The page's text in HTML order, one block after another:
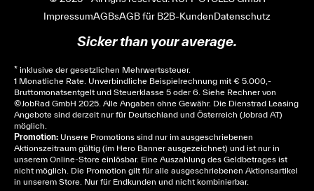
ImpressumAGBsAGB für B2B-KundenDatenschutz
Sicker than your average.
* inklusive der gesetzlichen Mehrwertssteuer.
1 Monatliche Rate. Unverbindliche Beispielrechnung mit € 5.000,-
Bruttomonatsentgelt und Steuerklasse 5 oder 6. Siehe Rechner von
© JobRad GmbH 2025. Alle Angaben ohne Gewähr. Die Dienstrad Leasing
Angebote sind derzeit nur für Deutschland und Österreich (Jobrad AT)
möglich.
Promotion: Unsere Promotions sind nur im ausgeschriebenen
Aktionszeitraum gültig (im Hero Banner ausgezeichnet) und ist nur in
unserem Online-Store einlösbar. Eine Auszahlung des Geldbetrages ist
nicht möglich. Die Promotion gilt für alle ausgeschriebenen Aktionsartikel
in unserem Store. Nur für Endkunden und nicht kombinierbar.